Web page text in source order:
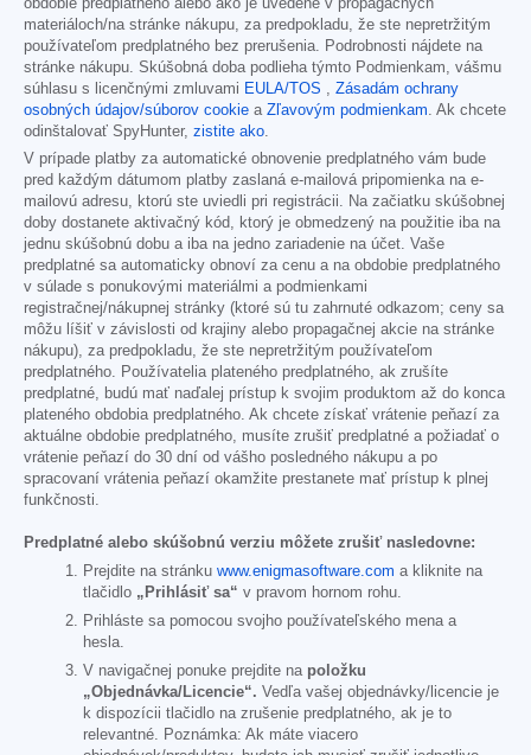
materiáloch/na stránke nákupu, za predpokladu, že ste nepretržitým
používateľom predplatného bez prerušenia. Podrobnosti nájdete na
stránke nákupu. Skúšobná doba podlieha týmto Podmienkam, vášmu
súhlasu s licenčnými zmluvami EULA/TOS
Zásadám ochrany
osobných údajov/súborov cookie a Zľavovým podmienkam . Ak chcete
odinštalovať SpyHunter, zistite ako
V prípade platby za automatické obnovenie predplatného vám bude
pred každým dátumom platby zaslaná e-mailová pripomienka na e-
mailovú adresu, ktorú ste uviedli pri registrácii. Na začiatku skúšobnej
doby dostanete aktivačný kód, ktorý je obmedzený na použitie iba na
jednu skúšobnú dobu a iba na jedno zariadenie na účet. Vaše
predplatné sa automaticky obnoví za cenu a na obdobie predplatného
v súlade s ponukovými materiálmi a podmienkami
registračnej/nákupnej stránky (ktoré sú tu zahrnuté odkazom; ceny sa
môžu líšiť v závislosti od krajiny alebo propagačnej akcie na stránke
nákupu), za predpokladu, že ste nepretržitým používateľom
predplatného. Používatelia plateného predplatného, ak zrušíte
predplatné, budú mať naďalej prístup k svojim produktom až do konca
plateného obdobia predplatného. Ak chcete získať vrátenie peňazí za
aktuálne obdobie predplatného, musíte zrušiť predplatné a požiadať o
vrátenie peňazí do 30 dní od vášho posledného nákupu a po
spracovaní vrátenia peňazí okamžite prestanete mať prístup k plnej
funkčnosti.
Predplatné alebo skúšobnú verziu môžete zrušiť nasledovne:
Prejdite na stránku www.enigmasoftware.com a kliknite na
tlačidlo „Prihlásiť sa“ v pravom hornom rohu.
Prihláste sa pomocou svojho používateľského mena a
hesla.
V navigačnej ponuke prejdite na položku
„Objednávka/Licencie“. Vedľa vašej objednávky/licencie je
k dispozícii tlačidlo na zrušenie predplatného, ak je to
relevantné. Poznámka: Ak máte viacero